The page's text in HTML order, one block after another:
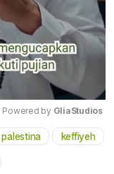
Mute
Powered by GliaStudios
palestina keffiyeh